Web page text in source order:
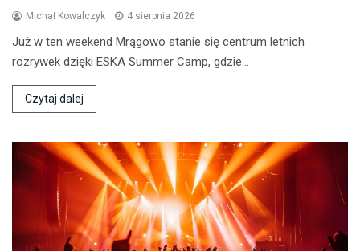
Michał Kowalczyk 4 sierpnia 2026
Już w ten weekend Mrągowo stanie się centrum letnich
rozrywek dzięki ESKA Summer Camp, gdzie…
Czytaj dalej